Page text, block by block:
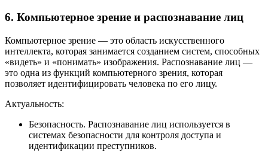
6. Компьютерное зрение и распознавание лиц
Компьютерное зрение — это область искусственного
интеллекта, которая занимается созданием систем, способных
«видеть» и «понимать» изображения. Распознавание лиц —
это одна из функций компьютерного зрения, которая
позволяет идентифицировать человека по его лицу.
Актуальность:
Безопасность. Распознавание лиц используется в
системах безопасности для контроля доступа и
идентификации преступников.